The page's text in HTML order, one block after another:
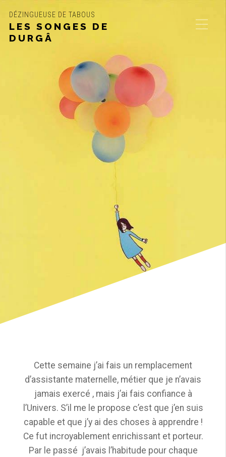
DÉZINGUEUSE DE TABOUS
LES SONGES DE
DURGÂ
Cette semaine j’ai fais un remplacement
d’assistante maternelle, métier que je n’avais
jamais exercé , mais j’ai fais confiance à
l’Univers. S’il me le propose c’est que j’en suis
capable et que j’y ai des choses à apprendre !
Ce fut incroyablement enrichissant et porteur.
Par le passé j’avais l’habitude pour chaque